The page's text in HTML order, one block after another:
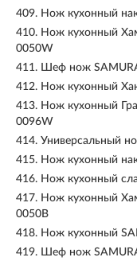
409. Нож кухонный
410. Нож кухонный
0050W
411. Шеф нож
412. Нож кухонный
413. Нож кухонный
0096W
414. Универсальный
415. Нож кухонный
416. Нож кухонный
417. Нож кухонный
0050B
418. Нож кухонный
419. Шеф нож